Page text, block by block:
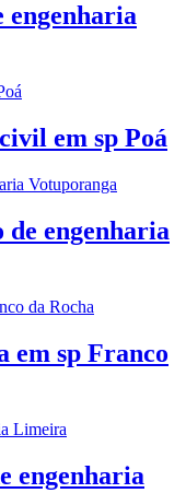
engenharia
em sp Poá
de engenharia
em sp Franco
engenharia